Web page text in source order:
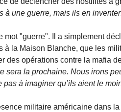
à une guerre, mais ils en
mot "guerre". Il a simplement
à la Maison Blanche, que les
des opérations contre la mafia
sera la prochaine. Nous irons
pas à imaginer qu’ils aient le
militaire américaine dans